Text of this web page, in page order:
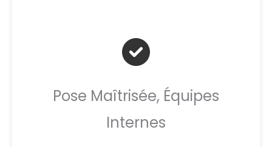
Pose Maîtrisée, Équipes
Internes